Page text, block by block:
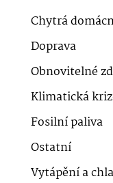
Chytrá
Doprava
Obnovitelné
Klimatická
Fosilní paliva
Ostatní
Vytápění a